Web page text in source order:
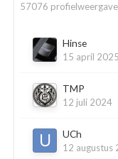
57076
Hinse
15 april 2025
TMP
12 juli 2024
UCh
12 augustus